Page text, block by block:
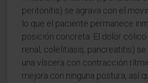
peritonitis) se agrava con el
lo que el paciente permanece
posición concreta. El dolor
renal, colelitiasis, pancreatitis) se
una víscera con contracción
mejora con ninguna postura, así